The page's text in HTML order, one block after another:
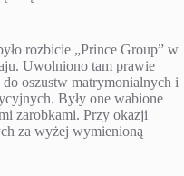
rozbicie „Prince Group” w
Uwolniono tam prawie
oszustw matrymonialnych i
Były one wabione
zarobkami. Przy okazji
za wyżej wymienioną